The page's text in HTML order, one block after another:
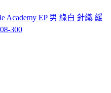
Academy EP 男 綠白 針織 緩
300